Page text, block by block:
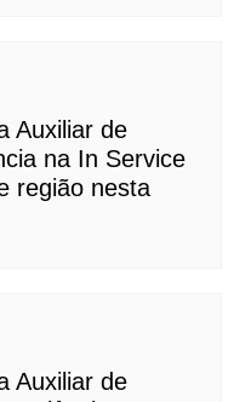
Auxiliar de
na In Service
região nesta
Auxiliar de